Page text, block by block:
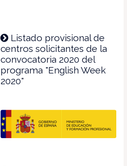
Listado provisional de
centros solicitantes de la
convocatoria 2020 del
programa "English Week
2020"